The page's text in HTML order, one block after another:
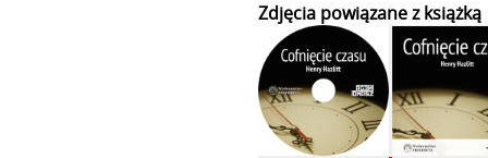
Zdjęcia powiązane z książką